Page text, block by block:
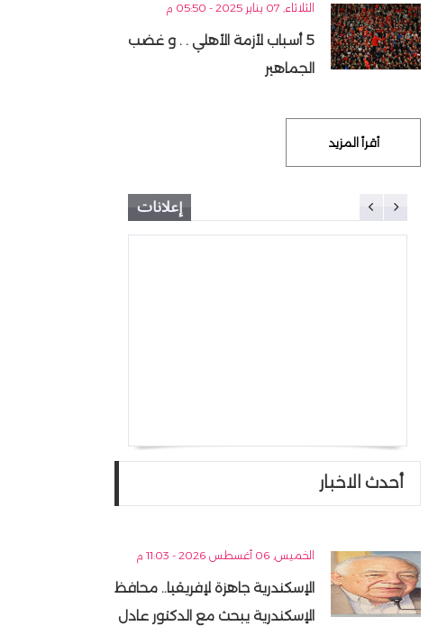
الثلاثاء, 07 يناير 2025 - 05:50 م
5 أسباب لأزمة الأهلي . . و غضب
الجماهير
أقرأ المزيد
إعلانات
أحدث الاخبار
الخميس, 06 أغسطس 2026 - 11:03 م
الإسكندرية جاهزة لإفريقيا.. محافظ
الإسكندرية يبحث مع الدكتور عادل